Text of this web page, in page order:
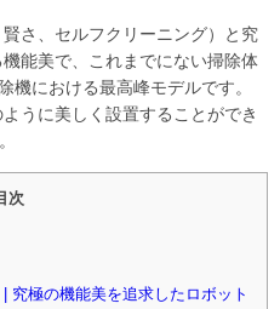
さ、セルフクリーニング）と究
能美で、これまでにない掃除体
機における最高峰モデルです。
うに美しく設置することができ
次
究極の機能美を追求したロボット